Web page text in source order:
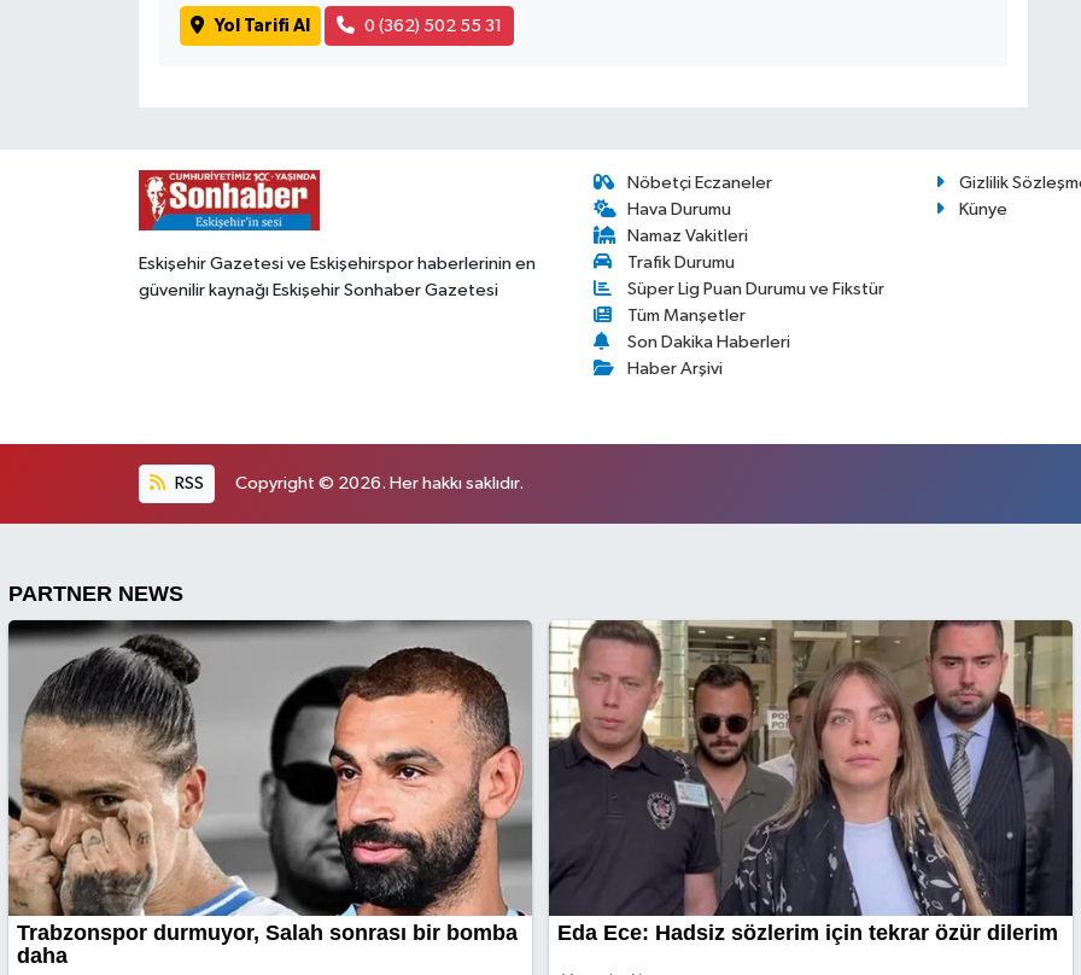
Yol Tarifi Al 0 (362) 502 55 31
Eskişehir Gazetesi ve Eskişehirspor haberlerinin en
güvenilir kaynağı Eskişehir Sonhaber Gazetesi
Nöbetçi Eczaneler
Hava Durumu
Namaz Vakitleri
Trafik Durumu
Süper Lig Puan Durumu ve Fikstür
Tüm Manşetler
Son Dakika Haberleri
Haber Arşivi
Gizlilik
Künye
RSS Copyright © 2026. Her hakkı saklıdır.